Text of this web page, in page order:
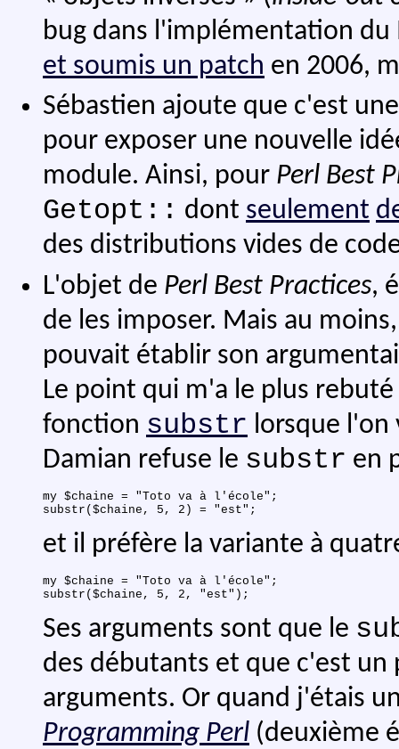
bug dans l'implémentation
et soumis un patch en 2006,
Sébastien ajoute que c'est
pour exposer une nouvelle
module. Ainsi, pour Perl Best
Getopt:: dont seulement
des distributions vides de
L'objet de Perl Best Practices,
de les imposer. Mais au
pouvait établir son
Le point qui m'a le plus
fonction substr lorsque l'on
Damian refuse le substr en
my $chaine = "Toto va à l'école";
et il préfère la variante à
my $chaine = "Toto va à l'école";
Ses arguments sont que le
des débutants et que c'est
arguments. Or quand j'étais
Programming Perl (deuxième